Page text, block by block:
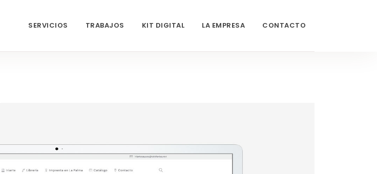
SERVICIOS TRABAJOS KIT DIGITAL LA EMPRESA CONTACTO